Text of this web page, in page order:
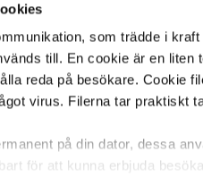
som trädde i
till. En cookie är en
reda på besökare. Cookie
virus. Filerna tar praktiskt
på din dator, dessa
för att kunna erbjuda
6/FP
ca 1-2 dagar
Termosmugg
500ml
I lager 15 st